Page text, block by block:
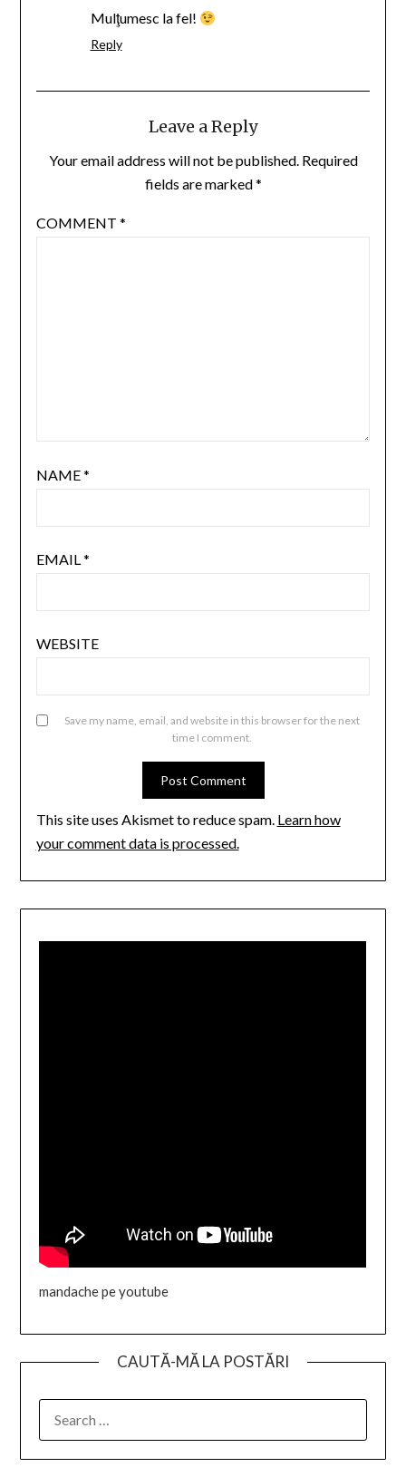
Mulţumesc la fel!
Reply
Leave a Reply
Your email address will not be published. Required
fields are marked*
COMMENT *
NAME*
EMAIL*
WEBSITE
Save my name, email, and website in this browser for the next
time I comment.
This site uses Akismet to reduce spam. Learn how
your comment data is processed.
mandache pe youtube
CAUTĂ-MĂ LA POSTĂRI
FOR: